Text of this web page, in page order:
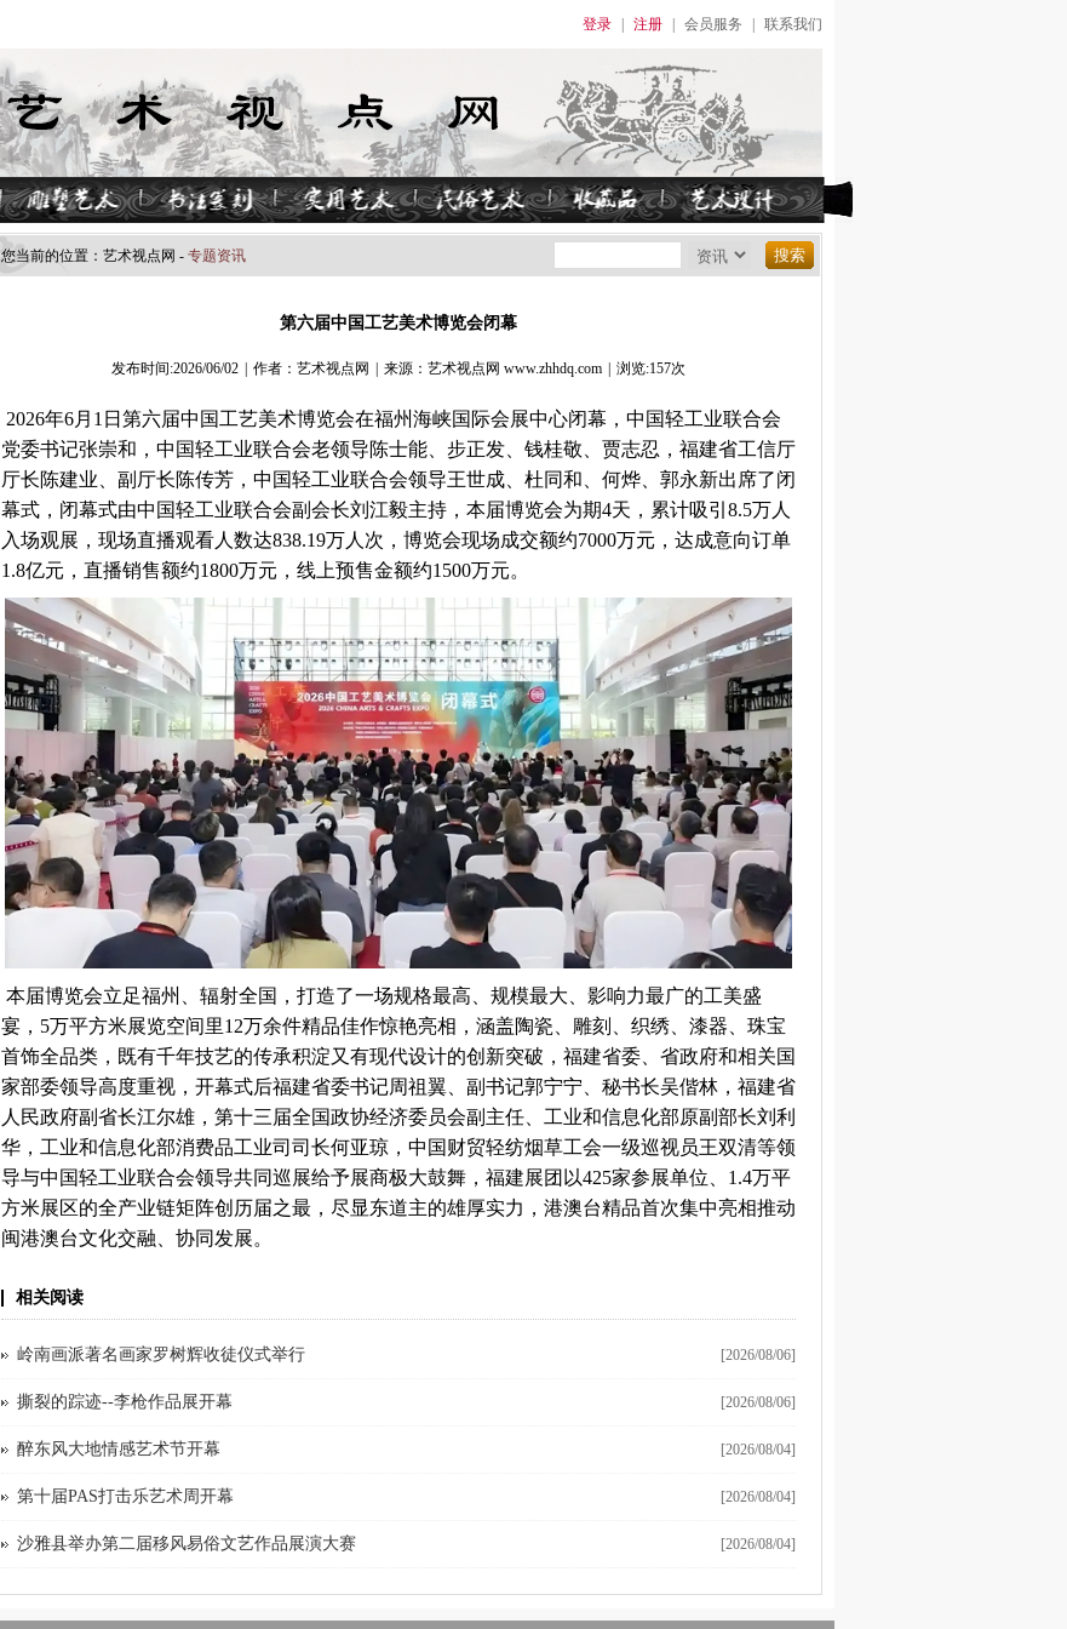
登录 注册 会员服务 联系我们
您当前的位置： 艺术视点​网 - 专题资讯
第六届中国工艺美术博览会闭幕
发布时间:2026/06/02 作者：艺术视点网 来源：艺术视点网 www.zhhdq.com 浏览:157次
2026年6月1日第六届中国工艺美术博览会在福州海峡国际会展中心闭幕，中国轻工业联合会
党委书记张崇和，中国轻工业联合会老领导陈士能、步正发、钱桂敬、贾志忍，福建省工信厅
厅长陈建业、副厅长陈传芳，中国轻工业联合会领导王世成、杜同和、何烨、郭永新出席了闭
幕式，闭幕式由中国轻工业联合会副会长刘江毅主持，本届博览会为期4天，累计吸引8.5万人
入场观展，现场直播观看人数达838.19万人次，博览会现场成交额约7000万元，达成意向订单
1.8亿元，直播销售额约1800万元，线上预售金额约1500万元。
本届博览会立足福州、辐射全国，打造了一场规格最高、规模最大、影响力最广的工美盛
宴，5万平方米展览空间里12万余件精品佳作惊艳亮相，涵盖陶瓷、雕刻、织绣、漆器、珠宝
首饰全品类，既有千年技艺的传承积淀又有现代设计的创新突破，福建省委、省政府和相关国
家部委领导高度重视，开幕式后福建省委书记周祖翼、副书记郭宁宁、秘书长吴偕林，福建省
人民政府副省长江尔雄，第十三届全国政协经济委员会副主任、工业和信息化部原副部长刘利
华，工业和信息化部消费品工业司司长何亚琼，中国财贸轻纺烟草工会一级巡视员王双清等领
导与中国轻工业联合会领导共同巡展给予展商极大鼓舞，福建展团以425家参展单位、1.4万平
方米展区的全产业链矩阵创历届之最，尽显东道主的雄厚实力，港澳台精品首次集中亮相推动
闽港澳台文化交融、协同发展。
相关阅读
岭南画派著名画家罗树辉收徒仪式举行 [2026/08/06]
撕裂的踪迹--李枪作品展开幕 [2026/08/06]
醉东风大地情感艺术节开幕 [2026/08/04]
第十届PAS打击乐艺术周开幕 [2026/08/04]
沙雅县举办第二届移风易俗文艺作品展演大赛 [2026/08/04]